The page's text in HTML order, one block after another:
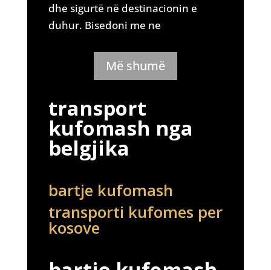
dhe sigurtë në destinacionin e
duhur. Bisedoni me ne
Më shumë
transport
kufomash nga
belgjika
bartje kufomash
transporti kufomes per
kosove